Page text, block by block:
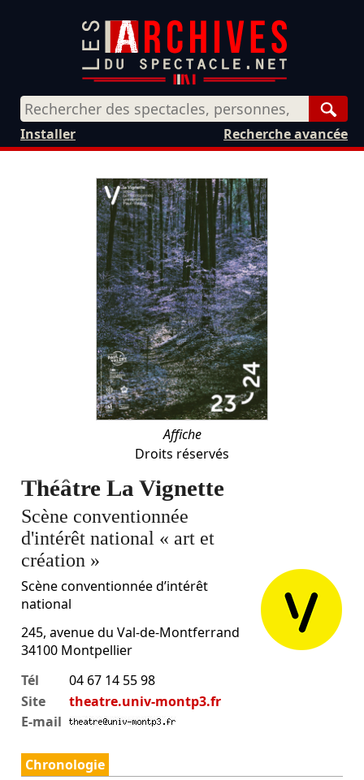
Recherche avancée
Installer
Affiche
Droits réservés
Théâtre La Vignette
Scène conventionnée
d'intérêt national « art et
création »
Scène conventionnée d’intérêt
national
245, avenue du Val-de-Montferrand
34100 Montpellier
Tél
04 67 14 55 98
Site
theatre.univ-montp3.fr
E-mail
Chronologie